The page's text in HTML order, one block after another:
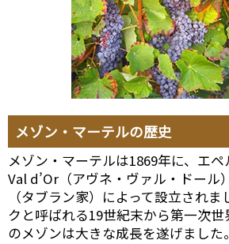
メゾン・マーテルの歴史
メゾン・マーテルは1869年に、エ
Val d’Or（アヴネ・ヴァル・ドー
（タブラン家）によって設立され
クと呼ばれる19世紀末から第一次
のメゾンは大きな成長を遂げました。